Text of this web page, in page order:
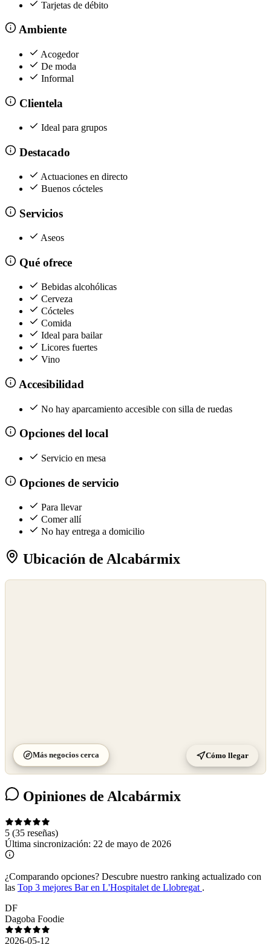
Tarjetas de débito
Ambiente
Acogedor
De moda
Informal
Clientela
Ideal para grupos
Destacado
Actuaciones en directo
Buenos cócteles
Servicios
Aseos
Qué ofrece
Bebidas alcohólicas
Cerveza
Cócteles
Comida
Ideal para bailar
Licores fuertes
Vino
Accesibilidad
No hay aparcamiento accesible con silla de ruedas
Opciones del local
Servicio en mesa
Opciones de servicio
Para llevar
Comer allí
No hay entrega a domicilio
Ubicación de Alcabármix
Más negocios cerca Cómo llegar
Opiniones de Alcabármix
5 (35 reseñas)
Última sincronización: 22 de mayo de 2026
¿Comparando opciones? Descubre nuestro ranking actualizado con
las Top 3 mejores Bar en L'Hospitalet de Llobregat .
DF
Dagoba Foodie
2026-05-12